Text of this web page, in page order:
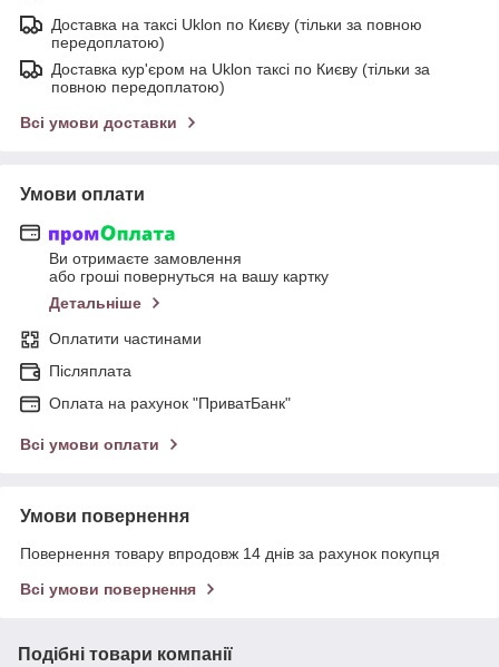
Доставка на таксі Uklon по Києву (тільки за повною
передоплатою)
Доставка кур'єром на Uklon таксі по Києву (тільки за
повною передоплатою)
Всі умови доставки
Умови оплати
Ви отримаєте замовлення
або гроші повернуться на вашу картку
Детальніше
Оплатити частинами
Післяплата
Оплата на рахунок "ПриватБанк"
Всі умови оплати
Умови повернення
Повернення товару впродовж 14 днів за рахунок покупця
Всі умови повернення
Подібні товари компанії